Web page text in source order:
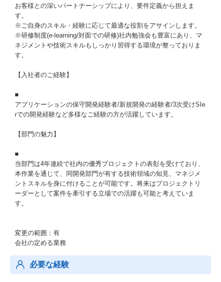
お客様との深いパートナーシップにより、要件定義から担えま
す。
※ご自身のスキル・経験に応じて最適な役割をアサインします。
※研修制度(e-learning/対面での研修)社内勉強会も豊富にあり、マ
ネジメントや技術スキルもしっかり習得する環境が整っておりま
す。
【入社者のご経験】
■
アプリケーションの保守開発経験者/新規開発の経験者/3次受けSIe
rでの開発経験など多様なご経験の方が活躍しています。
【部門の魅力】
■
当部門は4年連続で社内の優秀プロジェクトの表彰を受けており、
本作業を通じて、同開発部門が有する技術領域の知見、マネジメ
ントスキルを身に付けることが可能です。将来はプロジェクトリ
ーダーとして案件を牽引する立場での活躍も可能と考えていま
す。
変更の範囲：有
会社の定める業務
必要な経験